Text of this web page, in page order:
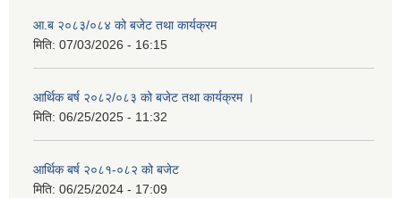
आ.ब २०८३/०८४ को बजेट तथा कार्यक्रम
मिति: 07/03/2026 - 16:15
आर्थिक बर्ष २०८२/०८३ को बजेट तथा कार्यक्रम ।
मिति: 06/25/2025 - 11:32
आर्थिक बर्ष २०८१-०८२ को बजेट
मिति: 06/25/2024 - 17:09